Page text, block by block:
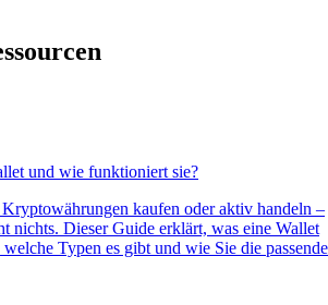
und wie funktioniert sie?
kaufen oder aktiv handeln –
nichts. Dieser Guide erklärt, was eine Wallet
Typen es gibt und wie Sie die passende